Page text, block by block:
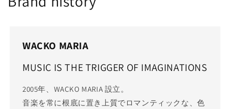
WACKO MARIA
MUSIC IS THE TRIGGER OF IMAGINATIONS
2005年、WACKO MARIA 設立。
音楽を常に根底に置き上質でロマンティックな、色